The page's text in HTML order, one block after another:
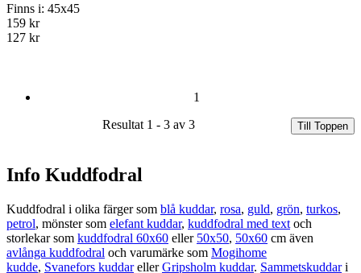
Finns i: 45x45
159 kr
127 kr
1
Resultat 1 - 3 av 3
Till Toppen
Info Kuddfodral
Kuddfodral i olika färger som blå kuddar, rosa, guld, grön, turkos,
petrol, mönster som elefant kuddar, kuddfodral med text och
storlekar som kuddfodral 60x60 eller 50x50, 50x60 cm även
avlånga kuddfodral och varumärke som Mogihome
kudde, Svanefors kuddarellerGripsholm kuddar. Sammetskuddari